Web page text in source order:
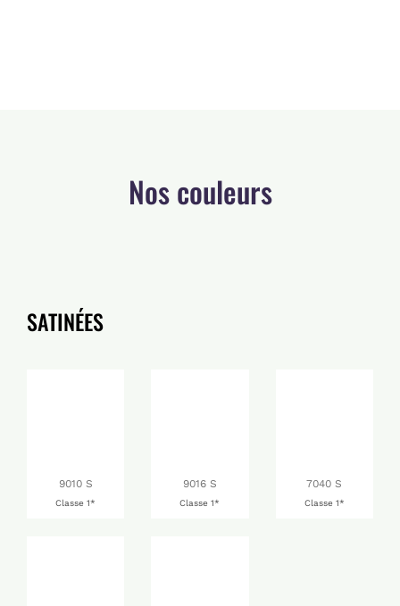
Nos couleurs
SATINÉES
9010 S
Classe 1*
9016 S
Classe 1*
7040 S
Classe 1*